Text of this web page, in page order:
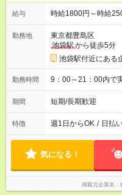
給与 時給1800円～時給
勤務地
東京都豊島区
池袋駅から徒歩5分
池袋駅付近にある
勤務時間 9：00～21：00内で
期間 短期/長期歓迎
特徴 週1日からOK / 日払
気になる！
掲載元企業名